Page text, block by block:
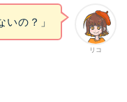
リコ
いの？」